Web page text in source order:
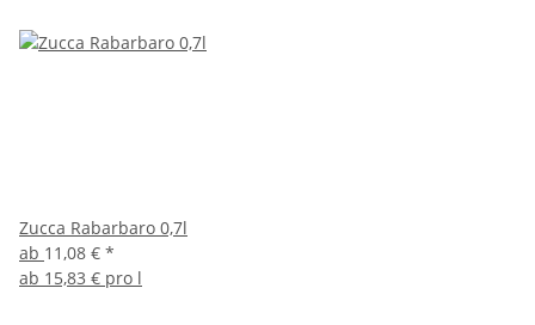
Zucca Rabarbaro 0,7l
ab 11,08 € *
ab 15,83 € pro l